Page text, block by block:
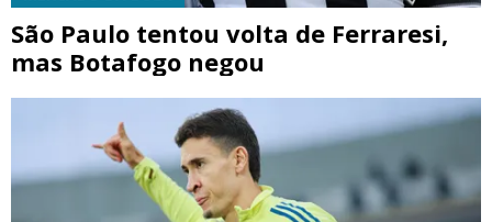
São Paulo tentou volta de Ferraresi,
mas Botafogo negou